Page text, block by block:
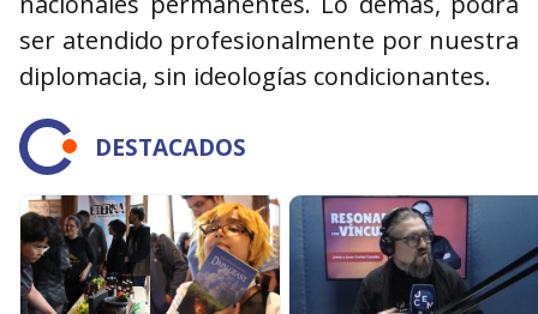
ser atendido profesionalmente por nuestra
diplomacia, sin ideologías condicionantes.
DESTACADOS